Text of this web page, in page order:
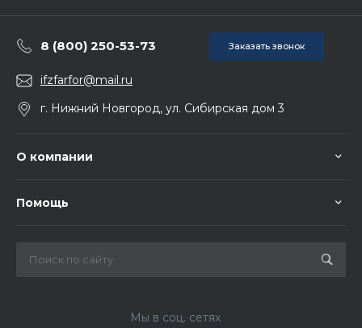
8 (800) 250-53-73 Заказать звонок
ifzfarfor@mail.ru
г. Нижний Новгород, ул. Сибирская дом 3
О компании
Помощь
Мы в соц. сетях